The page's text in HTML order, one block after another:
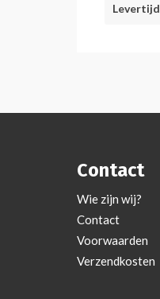
Levertijd
Contact
Wie zijn wij?
Contact
Voorwaarden
Verzendkosten